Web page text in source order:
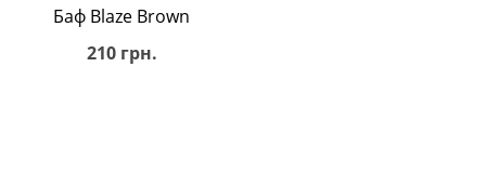
Баф Blaze Brown
210 грн.